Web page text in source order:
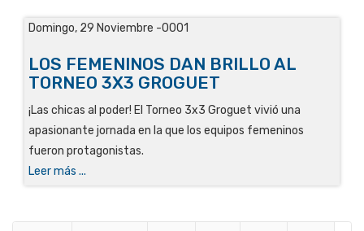
Domingo, 29 Noviembre -0001
LOS FEMENINOS DAN BRILLO AL
TORNEO 3X3 GROGUET
¡Las chicas al poder! El Torneo 3x3 Groguet vivió una
apasionante jornada en la que los equipos femeninos
fueron protagonistas.
Leer más ...